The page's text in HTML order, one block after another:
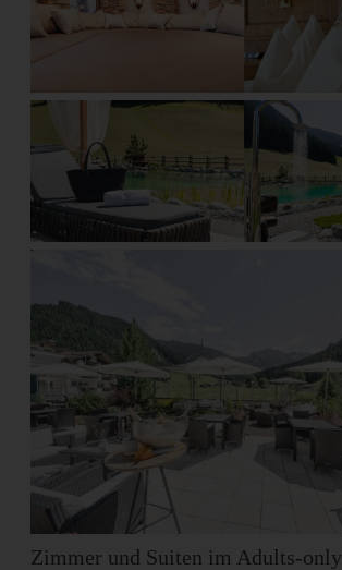
Zimmer und Suiten im Adults-only